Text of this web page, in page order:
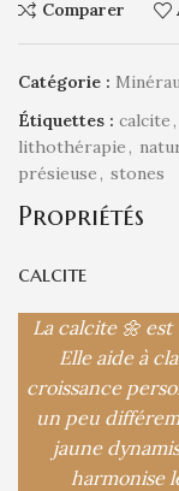
Comparer
Catégorie :
Étiquettes : calcite,
lithothérapie,
présieuse, stones
Propriétés
calcite
La calcite 🌼
Elle aide à
croissance
un peu
jaune
harmonise